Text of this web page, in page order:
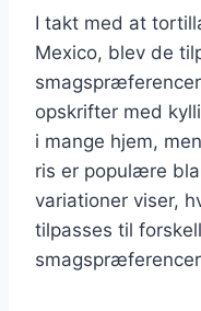
I takt med at
Mexico, blev de
opskrifter med
i mange hjem,
ris er populære
variationer viser,
tilpasses til